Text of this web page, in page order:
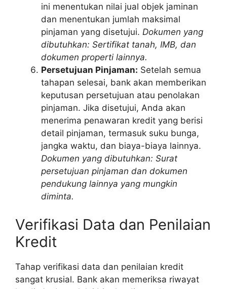
ini menentukan nilai jual objek jaminan
dan menentukan jumlah maksimal
pinjaman yang disetujui. Dokumen yang
dibutuhkan: Sertifikat tanah, IMB, dan
dokumen properti lainnya.
Persetujuan Pinjaman: Setelah semua
tahapan selesai, bank akan memberikan
keputusan persetujuan atau penolakan
pinjaman. Jika disetujui, Anda akan
menerima penawaran kredit yang berisi
detail pinjaman, termasuk suku bunga,
jangka waktu, dan biaya-biaya lainnya.
Dokumen yang dibutuhkan: Surat
persetujuan pinjaman dan dokumen
pendukung lainnya yang mungkin
diminta.
Verifikasi Data dan Penilaian
Kredit
Tahap verifikasi data dan penilaian kredit
sangat krusial. Bank akan memeriksa riwayat